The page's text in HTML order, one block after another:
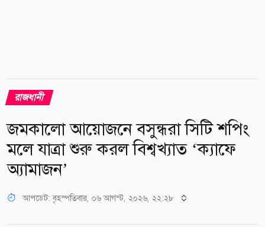
রাজধানী
জমকালো আয়োজনে বসুন্ধরা সিটি শপিং
মলে যাত্রা শুরু করল বিশ্বখ্যাত ‘ক্যাফে
অ্যামাজন’
আপডেট: বৃহস্পতিবার, ০৬ আগস্ট, ২০২৬, ২২:২৮